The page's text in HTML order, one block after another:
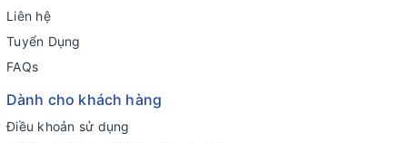
Liên hệ
Tuyển Dụng
FAQs
Dành cho khách hàng
Điều khoản sử dụng